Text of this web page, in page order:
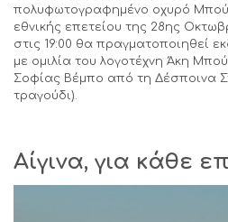
πολυφωτογραφημένο οχυρό
εθνικής επετείου της 28ης
στις 19:00 θα πραγματοποιηθεί
με ομιλία του λογοτέχνη Άκη
Σοφίας Βέμπο από τη Δέσποινα
τραγούδι).
Αίγινα, για κάθε